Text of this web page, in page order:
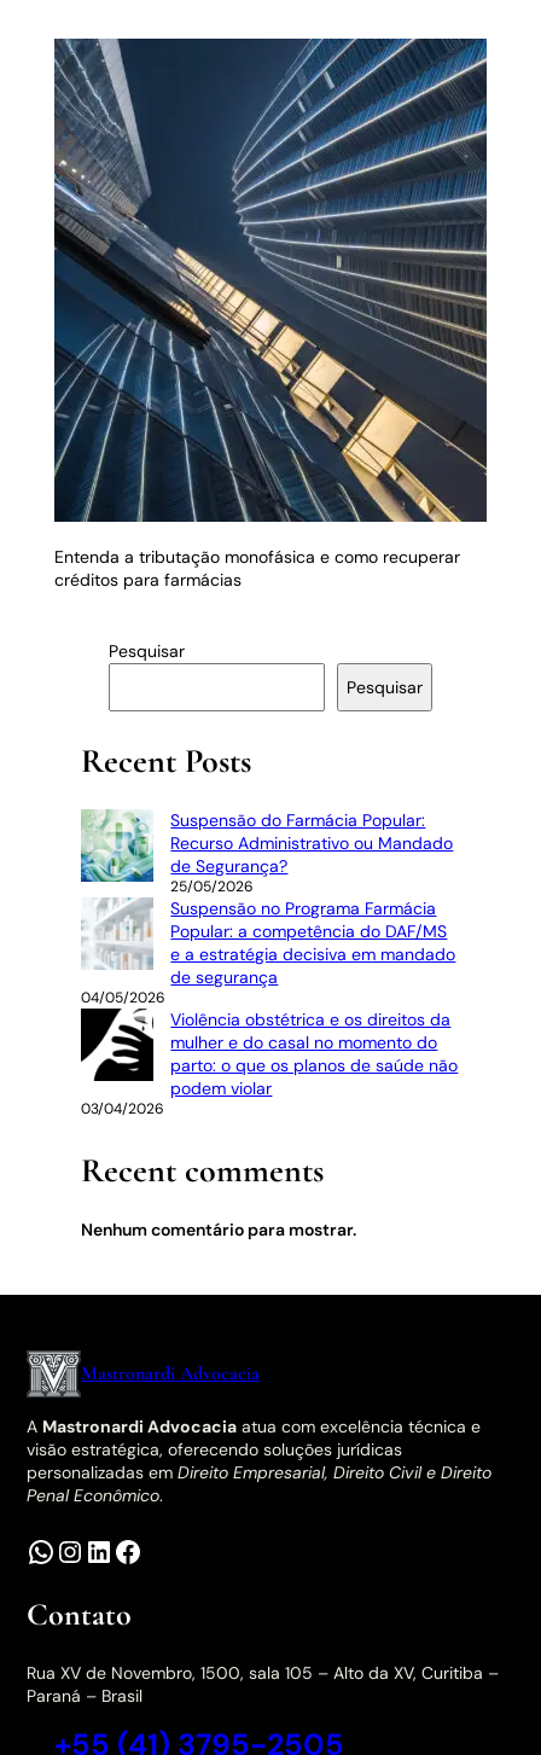
Entenda a tributação monofásica e como recuperar
créditos para farmácias
Pesquisar
Pesquisar
Recent Posts
Suspensão do Farmácia Popular:
Recurso Administrativo ou Mandado
de Segurança?
25/05/2026
Suspensão no Programa Farmácia
Popular: a competência do DAF/MS
e a estratégia decisiva em mandado
de segurança
04/05/2026
Violência obstétrica e os direitos da
mulher e do casal no momento do
parto: o que os planos de saúde não
podem violar
03/04/2026
Recent comments
Nenhum comentário para mostrar.
Mastronardi Advocacia
A Mastronardi Advocacia atua com excelência técnica e
visão estratégica, oferecendo soluções jurídicas
personalizadas emDireito Empresarial, Direito Civil e Direito
Penal Econômico.
Contato
Rua XV de Novembro, 1500, sala 105 – Alto da XV, Curitiba –
Paraná – Brasil
+55 (41) 3795-2505